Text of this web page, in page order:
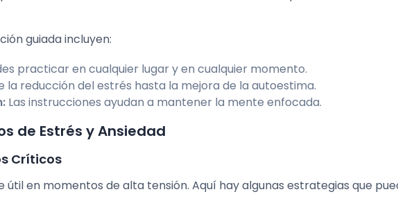
guiada incluyen:
practicar en cualquier lugar y en cualquier momento.
la reducción del estrés hasta la mejora de la autoestima.
Las instrucciones ayudan a mantener la mente enfocada.
de Estrés y Ansiedad
Críticos
útil en momentos de alta tensión. Aquí hay algunas estrategias que